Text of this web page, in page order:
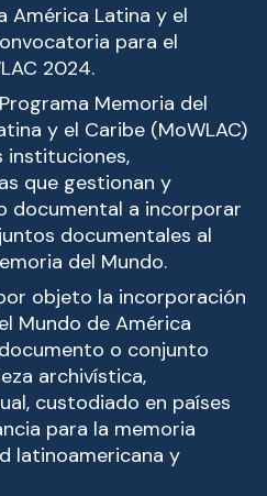
América Latina y el
para el
2024.
Memoria del
y el Caribe (MoWLAC)
instituciones,
que gestionan y
documental a incorporar
documentales al
del Mundo.
objeto la incorporación
Mundo de América
o conjunto
archivística,
custodiado en países
para la memoria
latinoamericana y